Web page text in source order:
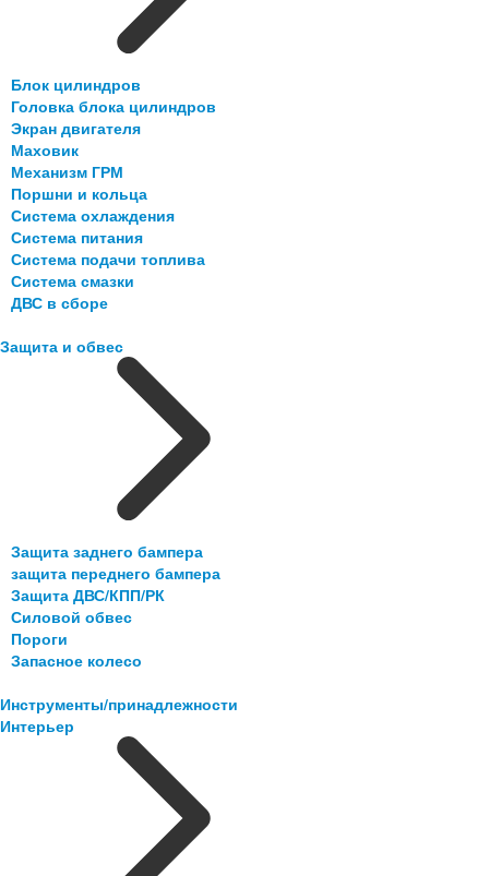
Блок цилиндров
Головка блока цилиндров
Экран двигателя
Маховик
Механизм ГРМ
Поршни и кольца
Система охлаждения
Система питания
Система подачи топлива
Система смазки
ДВС в сборе
Защита и обвес
Защита заднего бампера
защита переднего бампера
Защита ДВС/КПП/РК
Силовой обвес
Пороги
Запасное колесо
Инструменты/принадлежности
Интерьер